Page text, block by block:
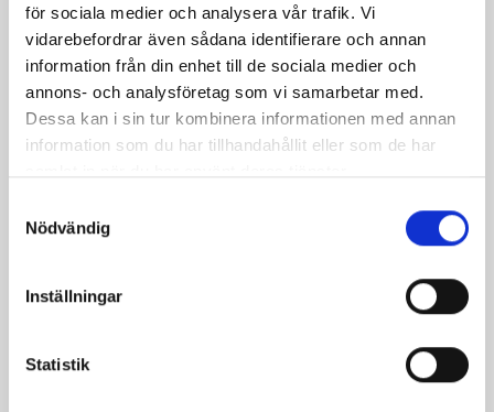
för sociala medier och analysera vår trafik. Vi
vidarebefordrar även sådana identifierare och annan
information från din enhet till de sociala medier och
annons- och analysföretag som vi samarbetar med.
Dessa kan i sin tur kombinera informationen med annan
information som du har tillhandahållit eller som de har
Nödvändig
Inställningar
Statistik
Mjölken Eko 3%
KRAV 1 liter
Mellanmjölk
1,5% laktosfri 3dl